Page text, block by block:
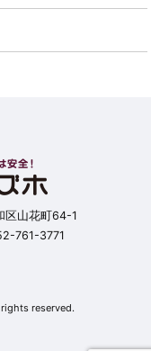
山花町64-1
761-3771
reserved.